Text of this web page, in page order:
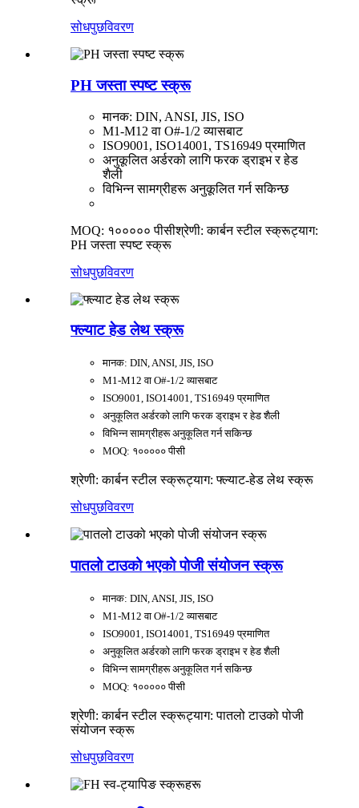
सोधपुछविवरण
PH जस्ता स्पष्ट स्क्रू
मानक: DIN, ANSI, JIS, ISO
M1-M12 वा O#-1/2 व्यासबाट
ISO9001, ISO14001, TS16949 प्रमाणित
अनुकूलित अर्डरको लागि फरक ड्राइभ र हेड
शैली
विभिन्न सामग्रीहरू अनुकूलित गर्न सकिन्छ
MOQ: १००००० पीसीश्रेणी: कार्बन स्टील स्क्रूट्याग:
PH जस्ता स्पष्ट स्क्रू
सोधपुछविवरण
फ्ल्याट हेड लेथ स्क्रू
मानक: DIN, ANSI, JIS, ISO
M1-M12 वा O#-1/2 व्यासबाट
ISO9001, ISO14001, TS16949 प्रमाणित
अनुकूलित अर्डरको लागि फरक ड्राइभ र हेड शैली
विभिन्न सामग्रीहरू अनुकूलित गर्न सकिन्छ
MOQ: १००००० पीसी
श्रेणी: कार्बन स्टील स्क्रूट्याग: फ्ल्याट-हेड लेथ स्क्रू
सोधपुछविवरण
पातलो टाउको भएको पोजी संयोजन स्क्रू
मानक: DIN, ANSI, JIS, ISO
M1-M12 वा O#-1/2 व्यासबाट
ISO9001, ISO14001, TS16949 प्रमाणित
अनुकूलित अर्डरको लागि फरक ड्राइभ र हेड शैली
विभिन्न सामग्रीहरू अनुकूलित गर्न सकिन्छ
MOQ: १००००० पीसी
श्रेणी: कार्बन स्टील स्क्रूट्याग: पातलो टाउको पोजी
संयोजन स्क्रू
सोधपुछविवरण